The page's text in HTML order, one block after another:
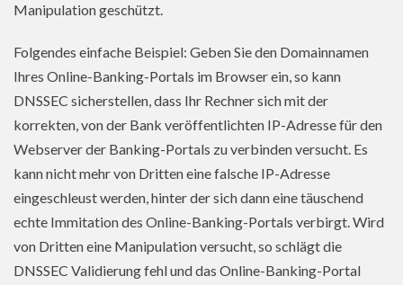
Manipulation geschützt.
Folgendes einfache Beispiel: Geben Sie den Domainnamen
Ihres Online-Banking-Portals im Browser ein, so kann
DNSSEC sicherstellen, dass Ihr Rechner sich mit der
korrekten, von der Bank veröffentlichten IP-Adresse für den
Webserver der Banking-Portals zu verbinden versucht. Es
kann nicht mehr von Dritten eine falsche IP-Adresse
eingeschleust werden, hinter der sich dann eine täuschend
echte Immitation des Online-Banking-Portals verbirgt. Wird
von Dritten eine Manipulation versucht, so schlägt die
DNSSEC Validierung fehl und das Online-Banking-Portal